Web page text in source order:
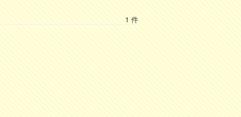
1 件